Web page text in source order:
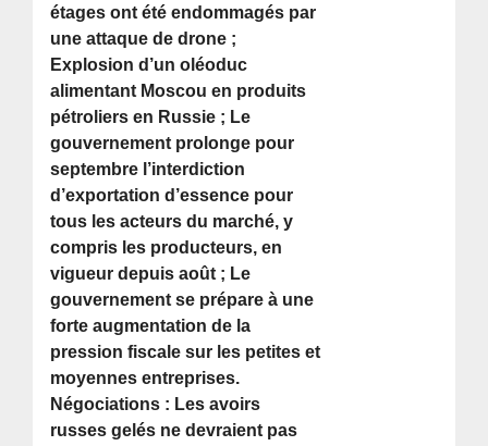
étages ont été endommagés par
une attaque de drone ;
Explosion d’un oléoduc
alimentant Moscou en produits
pétroliers en Russie ; Le
gouvernement prolonge pour
septembre l’interdiction
d’exportation d’essence pour
tous les acteurs du marché, y
compris les producteurs, en
vigueur depuis août ; Le
gouvernement se prépare à une
forte augmentation de la
pression fiscale sur les petites et
moyennes entreprises.
Négociations : Les avoirs
russes gelés ne devraient pas